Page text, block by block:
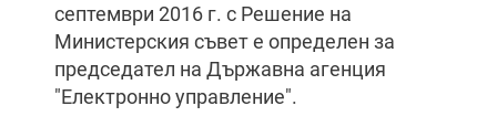
септември 2016 г. с Решение на
Министерския съвет е определен за
председател на Държавна агенция
"Електронно управление".